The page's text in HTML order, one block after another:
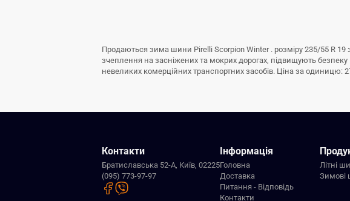
Продаються зима шини Pirelli Scorpion Winter . розміру 235/55 R
зчеплення на засніжених та мокрих дорогах, підвищують
невеликих комерційних транспортних засобів. Ціна за одиницю:
Контакти
Братиславська 52-А, Київ, 02225
(095) 773-97-97
Інформація
Головна
Доставка
Питання - Відповідь
Контакти
Літні
Зимові